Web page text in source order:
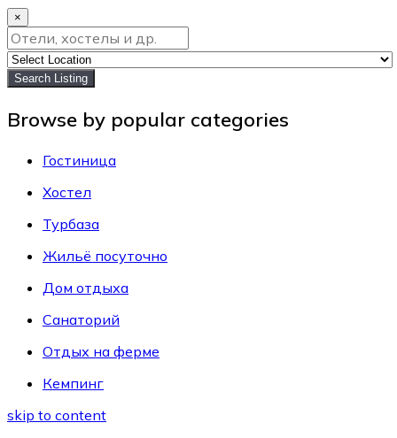
×
Search Listing
Browse by popular categories
Гостиница
Хостел
Турбаза
Жильё посуточно
Дом отдыха
Санаторий
Отдых на ферме
Кемпинг
skip to content